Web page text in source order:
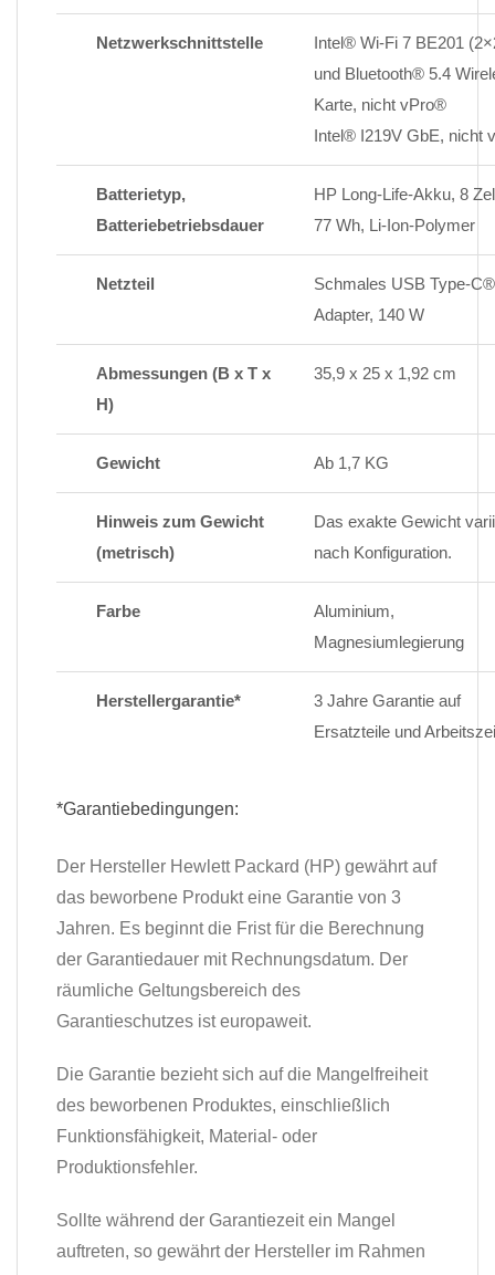
Netzwerkschnittstelle
Intel® Wi-Fi 7 BE201
und Bluetooth® 5.4
Karte, nicht vPro®
Intel® I219V GbE, nicht
Batterietyp,
Batteriebetriebsdauer
HP Long-Life-Akku, 8
77 Wh, Li-Ion-Polymer
Netzteil
Schmales USB Type-
Adapter, 140 W
Abmessungen (B x T x
H)
35,9 x 25 x 1,92 cm
Gewicht Ab 1,7 KG
Hinweis zum Gewicht
(metrisch)
Das exakte Gewicht
nach Konfiguration.
Farbe
Aluminium,
Magnesiumlegierung
Herstellergarantie*
3 Jahre Garantie auf
Ersatzteile und
*Garantiebedingungen:
Der Hersteller Hewlett Packard (HP) gewährt auf
das beworbene Produkt eine Garantie von 3
Jahren. Es beginnt die Frist für die Berechnung
der Garantiedauer mit Rechnungsdatum. Der
räumliche Geltungsbereich des
Garantieschutzes ist europaweit.
Die Garantie bezieht sich auf die Mangelfreiheit
des beworbenen Produktes, einschließlich
Funktionsfähigkeit, Material- oder
Produktionsfehler.
Sollte während der Garantiezeit ein Mangel
auftreten, so gewährt der Hersteller im Rahmen